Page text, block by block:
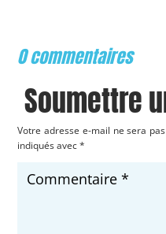
0 commentaires
Soumettre
Votre adresse e-mail ne sera
indiqués avec*